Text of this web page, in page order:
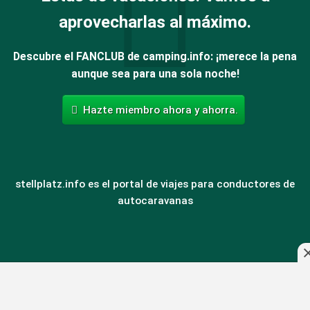
aprovecharlas al máximo.
Descubre el FANCLUB de camping.info: ¡merece la pena
aunque sea para una sola noche!
Hazte miembro ahora y ahorra.
stellplatz.info es el portal de viajes para conductores de
autocaravanas